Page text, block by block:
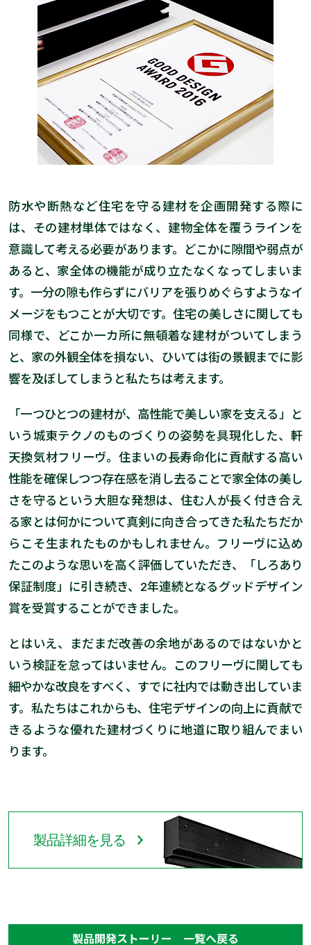
防水や断熱など住宅を守る建材を企画開発する際に
は、その建材単体ではなく、建物全体を覆うラインを
意識して考える必要があります。どこかに隙間や弱点が
あると、家全体の機能が成り立たなくなってしまいま
す。一分の隙も作らずにバリアを張りめぐらすようなイ
メージをもつことが大切です。住宅の美しさに関しても
同様で、どこか一カ所に無頓着な建材がついてしまう
と、家の外観全体を損ない、ひいては街の景観までに影
響を及ぼしてしまうと私たちは考えます。
「一つひとつの建材が、高性能で美しい家を支える」と
いう城東テクノのものづくりの姿勢を具現化した、軒
天換気材フリーヴ。住まいの長寿命化に貢献する高い
性能を確保しつつ存在感を消し去ることで家全体の美し
さを守るという大胆な発想は、住む人が長く付き合え
る家とは何かについて真剣に向き合ってきた私たちだか
らこそ生まれたものかもしれません。フリーヴに込め
たこのような思いを高く評価していただき、「しろあり
保証制度」に引き続き、2年連続となるグッドデザイン
賞を受賞することができました。
とはいえ、まだまだ改善の余地があるのではないかと
いう検証を怠ってはいません。このフリーヴに関しても
細やかな改良をすべく、すでに社内では動き出していま
す。私たちはこれからも、住宅デザインの向上に貢献で
きるような優れた建材づくりに地道に取り組んでまい
ります。
製品詳細を見る
製品開発ストーリー 一覧へ戻る